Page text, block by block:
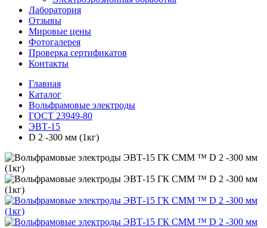
Лаборатория
Отзывы
Мировые цены
Фотогалерея
Проверка сертификатов
Контакты
Главная
Каталог
Вольфрамовые электроды
ГОСТ 23949-80
ЭВТ-15
D 2 -300 мм (1кг)